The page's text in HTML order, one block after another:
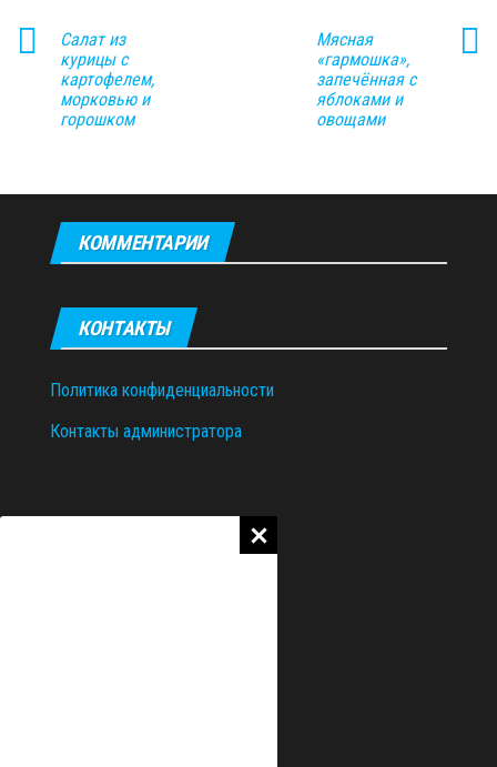
Салат из
курицы с
картофелем,
морковью и
горошком
Мясная
«гармошка»,
запечённая с
яблоками и
овощами
КОММЕНТАРИИ
КОНТАКТЫ
Политика конфиденциальности
Контакты администратора